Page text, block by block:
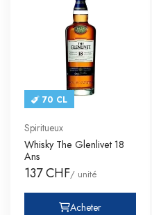
70 CL
Spiritueux
Whisky The Glenlivet 18
Ans
137 CHF/ unité
Acheter